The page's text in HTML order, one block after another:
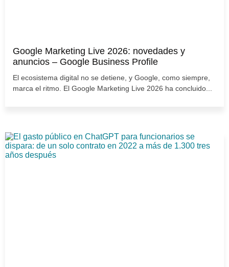
Google Marketing Live 2026: novedades y
anuncios – Google Business Profile
El ecosistema digital no se detiene, y Google, como siempre,
marca el ritmo. El Google Marketing Live 2026 ha concluido...